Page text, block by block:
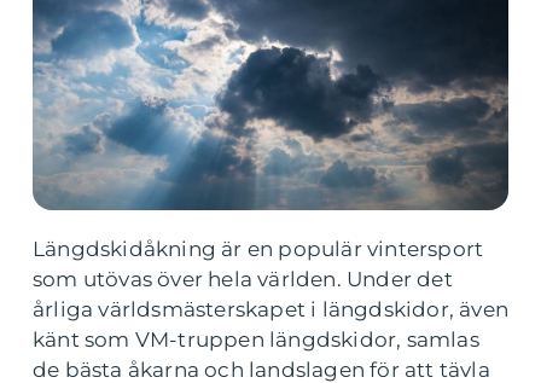
Längdskidåkning är en populär vintersport
som utövas över hela världen. Under det
årliga världsmästerskapet i längdskidor, även
känt som VM-truppen längdskidor, samlas
de bästa åkarna och landslagen för att tävla